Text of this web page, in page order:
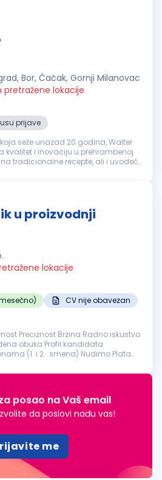
Bor, Čačak, Gornji Milanovac
pretražene lokacije
prijave
seže unazad 20 godina, Walter
kvalitet i inovaciju u prehrambenoj
tradicionalne recepte, ali i uvodeći
u proizvodnji
lokacije
CV nije obavezan
Profil kandidata
i 2. smena) Nudimo Plata
posao na Vaš email
da poslovi nađu vas!
me